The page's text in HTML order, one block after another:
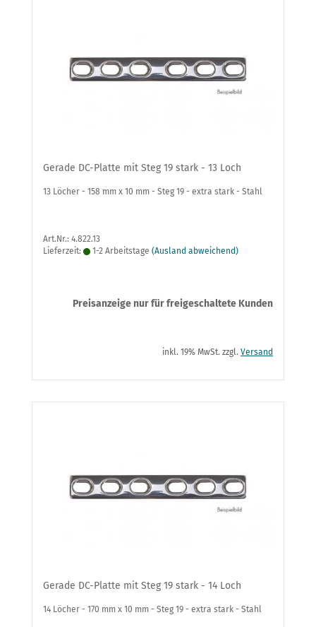
Gerade DC-Platte mit Steg 19 stark - 13 Loch
13 Löcher - 158 mm x 10 mm - Steg 19 - extra stark - Stahl
Art.Nr.: 4.822.13
Lieferzeit:
1-2 Arbeitstage (Ausland abweichend)
Preisanzeige nur für freigeschaltete Kunden
inkl. 19% MwSt. zzgl. Versand
Gerade DC-Platte mit Steg 19 stark - 14 Loch
14 Löcher - 170 mm x 10 mm - Steg 19 - extra stark - Stahl